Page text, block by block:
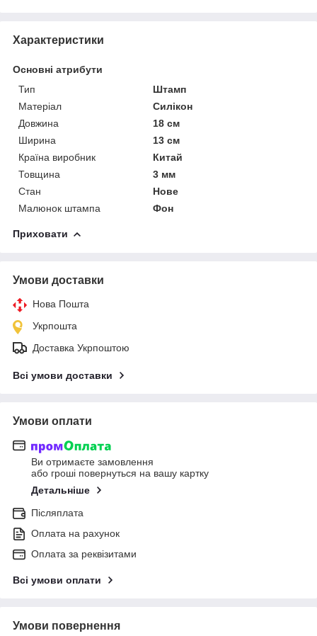
Характеристики
Основні атрибути
Тип
Штамп
Матеріал
Силікон
Довжина
18 см
Ширина
13 см
Країна виробник
Китай
Товщина
3 мм
Стан
Нове
Малюнок штампа
Фон
Приховати
Умови доставки
Нова Пошта
Укрпошта
Доставка Укрпоштою
Всі умови доставки
Умови оплати
Ви отримаєте замовлення
або гроші повернуться на вашу картку
Детальніше
Післяплата
Оплата на рахунок
Оплата за реквізитами
Всі умови оплати
Умови повернення